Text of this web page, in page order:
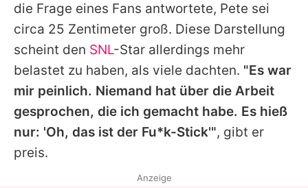
Datenschutzerklärung
Nutzungsbedingungen
Utiq verwalten
die Frage eines Fans antwortete, Pete sei
circa 25 Zentimeter groß. Diese Darstellung
scheint den SNL-Star allerdings mehr
belastet zu haben, als viele dachten. "Es war
mir peinlich. Niemand hat über die Arbeit
gesprochen, die ich gemacht habe. Es hieß
nur: 'Oh, das ist der Fu*k-Stick'", gibt er
preis.
Anzeige